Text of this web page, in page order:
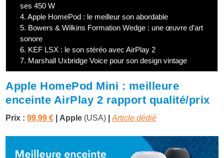
ses 450 W
4. Apple HomePod : le meilleur son abordable
5. Bowers & Wilkins Formation Wedge : une œuvre d’art
sonore
6. KEF LSX : le son stéréo avec AirPlay 2
7. Marshall Uxbridge Voice pour son design vintage
Apple HomePod Mini : meilleure
enceinte AirPlay 2 rapport qualité/prix
Prix :99,99 € Apple (USA) |Article dédié